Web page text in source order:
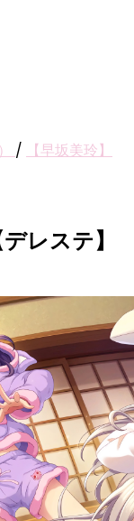
/
【早坂美玲】
レステ】